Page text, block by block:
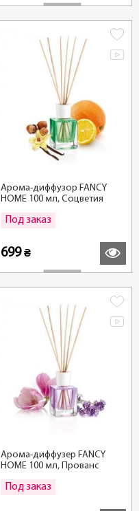
Арома-диффузор FANCY
HOME 100 мл, Cоцветия
Под заказ
699₴
Арома-диффузер FANCY
HOME 100 мл, Прованс
Под заказ